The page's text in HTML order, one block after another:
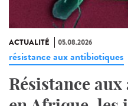
ACTUALITÉ 05.08.2026
résistance aux antibiotiques
Résistance